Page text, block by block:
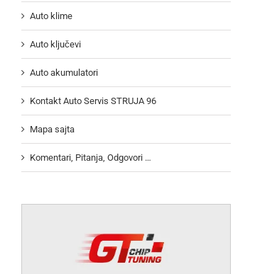
Auto klime
Auto ključevi
Auto akumulatori
Kontakt Auto Servis STRUJA 96
Mapa sajta
Komentari, Pitanja, Odgovori …